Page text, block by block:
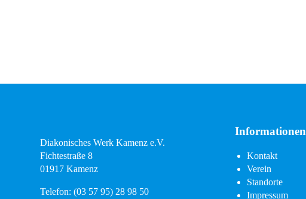
Diakonisches Werk Kamenz e.V.
Fichtestraße 8
01917 Kamenz
Telefon:(03 57 95) 28 98 50
Informationen
Navigation
überspringen
Kontakt
Verein
Standorte
Impressum